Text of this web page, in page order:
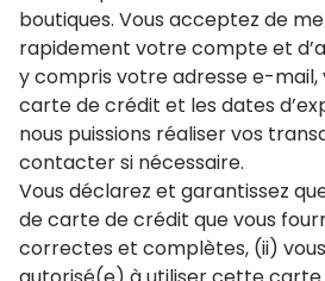
boutiques. Vous acceptez de
rapidement votre compte et
y compris votre adresse e-mail,
carte de crédit et les dates
nous puissions réaliser vos
contacter si nécessaire.
Vous déclarez et garantissez
de carte de crédit que vous
correctes et complètes, (ii)